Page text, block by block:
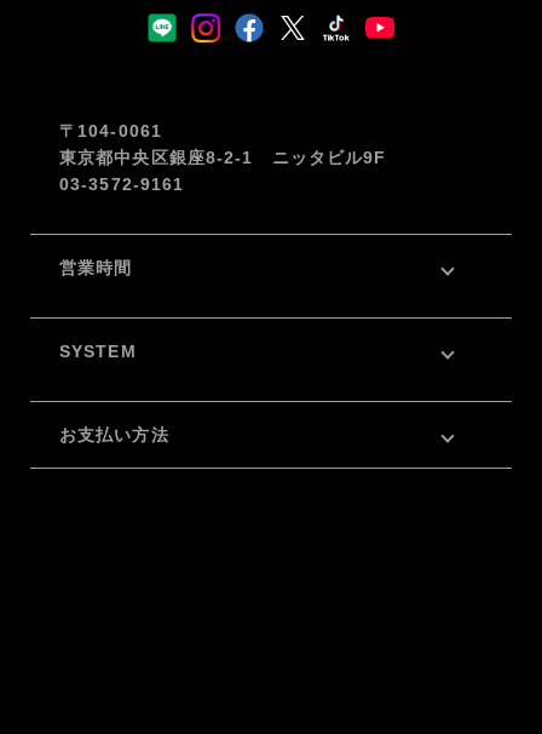
〒104-0061
東京都中央区銀座8-2-1 ニッタビル9F
03-3572-9161
営業時間
SYSTEM
お支払い方法